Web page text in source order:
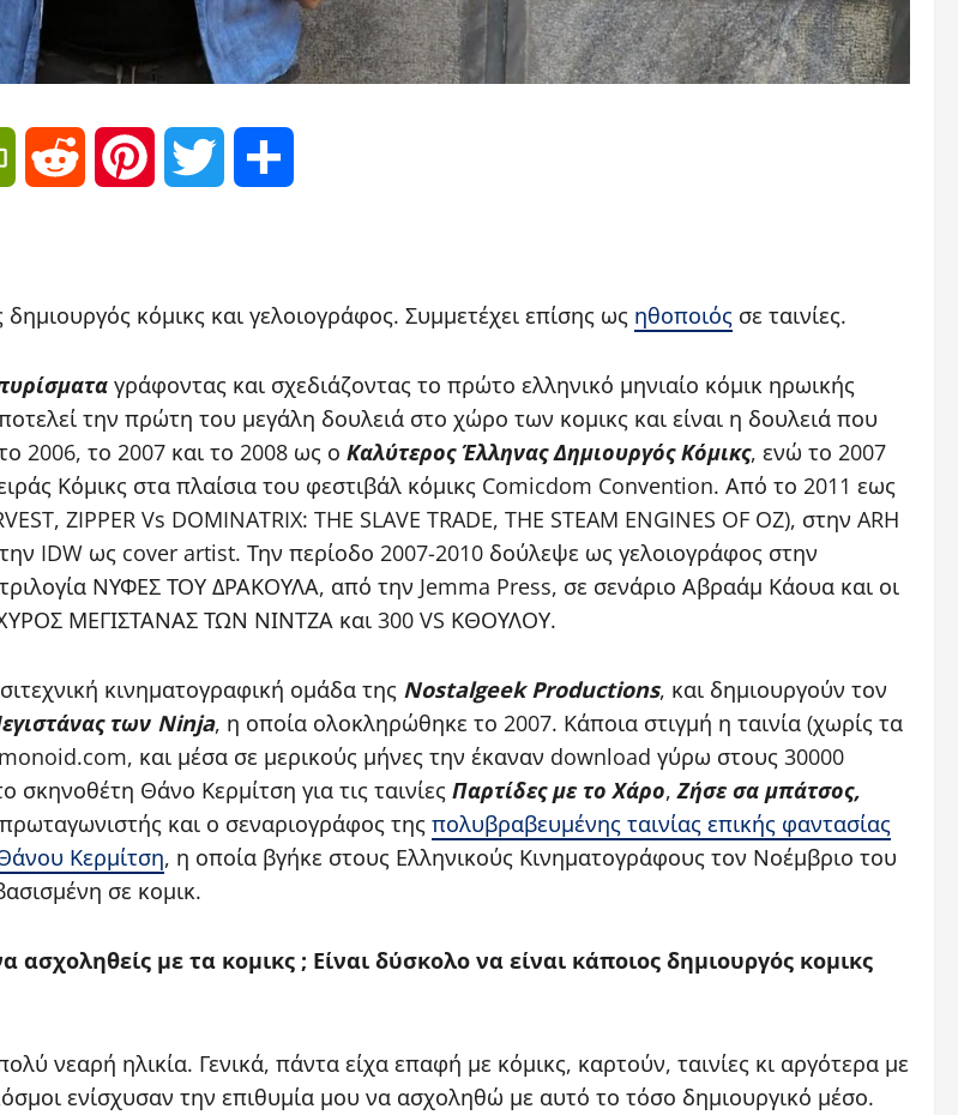
PrintFriendly
Reddit Pinterest Twitter
κόμικς και γελοιογράφος. Συμμετέχει επίσης ως ηθοποιός σε ταινίες.
γράφοντας και σχεδιάζοντας το πρώτο ελληνικό μηνιαίο κόμικ ηρωικής
την πρώτη του μεγάλη δουλειά στο χώρο των κομικς και είναι η δουλειά που
2006, το 2007 και το 2008 ως ο Καλύτερος Έλληνας Δημιουργός Κόμικς, ενώ το 2007
Κόμικς στα πλαίσια του φεστιβάλ κόμικς Comicdom Convention. Από το 2011 εως
ZIPPER Vs DOMINATRIX: THE SLAVE TRADE, THE STEAM ENGINES OF OZ), στην ARH
IDW ως cover artist. Την περίοδο 2007-2010 δούλεψε ως γελοιογράφος στην
ΝΥΦΕΣ ΤΟΥ ΔΡΑΚΟΥΛΑ, από την Jemma Press, σε σενάριο Αβραάμ Κάουα και οι
ΜΕΓΙΣΤΑΝΑΣ ΤΩΝ ΝΙΝΤΖΑ και 300 VS ΚΘΟΥΛΟΥ.
κινηματογραφική ομάδα της Nostalgeek Productions, και δημιουργούν τον
των Ninja, η οποία ολοκληρώθηκε το 2007. Κάποια στιγμή η ταινία (χωρίς τα
και μέσα σε μερικούς μήνες την έκαναν download γύρω στους 30000
Θάνο Κερμίτση για τις ταινίες Παρτίδες με το Χάρο,Ζήσε σα μπάτσος,
και ο σεναριογράφος της πολυβραβευμένης ταινίας επικής φαντασίας
Κερμίτση, η οποία βγήκε στους Ελληνικούς Κινηματογράφους τον Νοέμβριο του
σε κομικ.
με τα κομικς ; Είναι δύσκολο να είναι κάποιος δημιουργός κομικς
νεαρή ηλικία. Γενικά, πάντα είχα επαφή με κόμικς, καρτούν, ταινίες κι αργότερα με
ενίσχυσαν την επιθυμία μου να ασχοληθώ με αυτό το τόσο δημιουργικό μέσο.